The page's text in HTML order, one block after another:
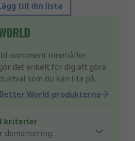
till din lista
sortiment innehåller
det enkelt för dig att göra
som du kan lita på.
Better World-produkterna
kriterier
demontering.